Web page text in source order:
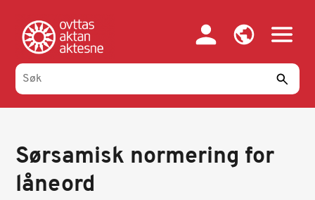
hovedinnhold
Sørsamisk normering for
låneord